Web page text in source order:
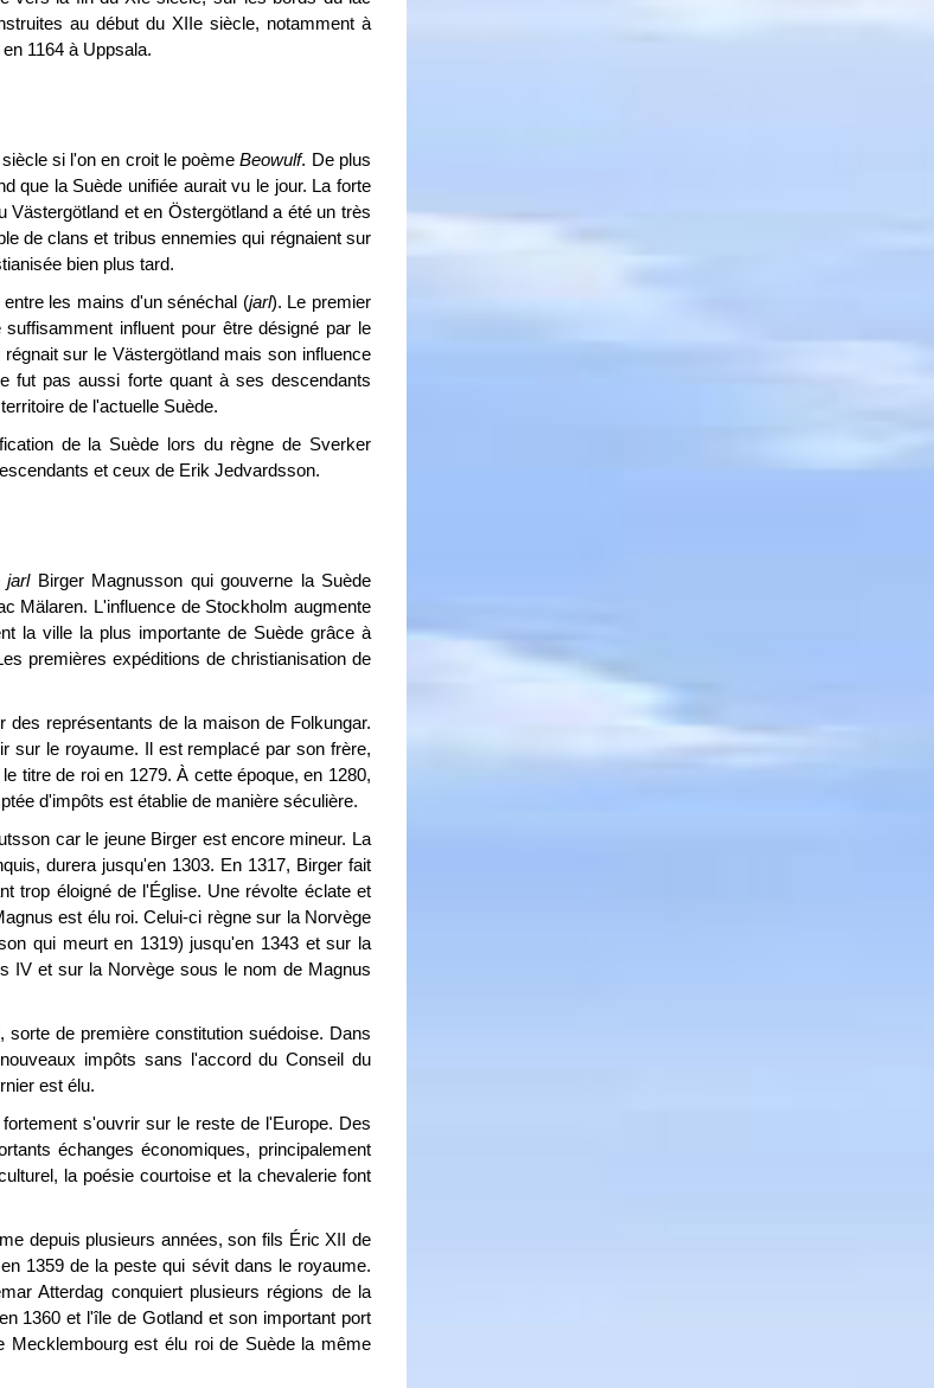
au début du XIIe siècle, notamment à
1164 à Uppsala.
si l'on en croit le poème Beowulf. De plus
que la Suède unifiée aurait vu le jour. La forte
et en Östergötland a été un très
de clans et tribus ennemies qui régnaient sur
bien plus tard.
les mains d'un sénéchal (jarl). Le premier
influent pour être désigné par le
sur le Västergötland mais son influence
fut pas aussi forte quant à ses descendants
de l'actuelle Suède.
de la Suède lors du règne de Sverker
et ceux de Erik Jedvardsson.
jarlBirger Magnusson qui gouverne la Suède
Mälaren. L'influence de Stockholm augmente
la ville la plus importante de Suède grâce à
premières expéditions de christianisation de
représentants de la maison de Folkungar.
sur le royaume. Il est remplacé par son frère,
titre de roi en 1279. À cette époque, en 1280,
d'impôts est établie de manière séculière.
car le jeune Birger est encore mineur. La
durera jusqu'en 1303. En 1317, Birger fait
trop éloigné de l'Église. Une révolte éclate et
est élu roi. Celui-ci règne sur la Norvège
qui meurt en 1319) jusqu'en 1343 et sur la
IV et sur la Norvège sous le nom de Magnus
de première constitution suédoise. Dans
impôts sans l'accord du Conseil du
est élu.
s'ouvrir sur le reste de l'Europe. Des
échanges économiques, principalement
la poésie courtoise et la chevalerie font
depuis plusieurs années, son fils Éric XII de
1359 de la peste qui sévit dans le royaume.
Atterdag conquiert plusieurs régions de la
1360 et l'île de Gotland et son important port
est élu roi de Suède la même